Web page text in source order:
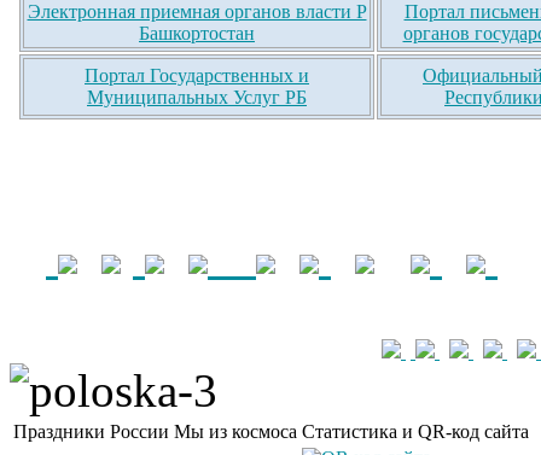
Электронная приемная органов власти Р
Башкортостан
Портал
органов
Портал Государственных и
Муниципальных Услуг РБ
Официальный
Праздники России Мы из космоса Статистика и QR-код сайта